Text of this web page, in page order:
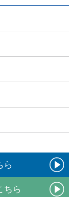
ら
ちら